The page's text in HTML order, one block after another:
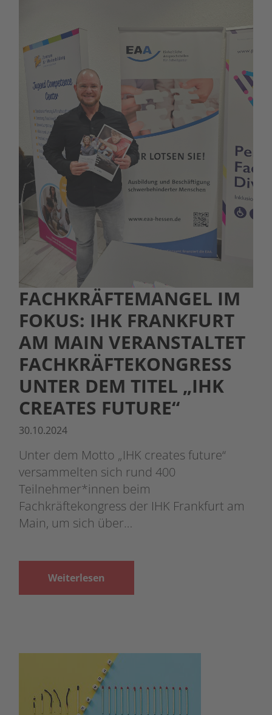
FACHKRÄFTEMANGEL IM
FOKUS: IHK FRANKFURT
AM MAIN VERANSTALTET
FACHKRÄFTEKONGRESS
UNTER DEM TITEL „IHK
CREATES FUTURE“
30.10.2024
Unter dem Motto „IHK creates future“
versammelten sich rund 400
Teilnehmer*innen beim
Fachkräftekongress der IHK Frankfurt am
Main, um sich über…
Weiterlesen